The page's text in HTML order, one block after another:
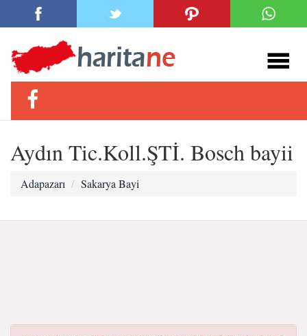
Aydın Tic.Koll.ŞTİ. Bosch bayii
Adapazarı Sakarya Bayi